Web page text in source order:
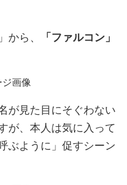
から、
「ファルコン」
が見た目にそぐわない
が、本人は気に入って
ぶように」促すシーン